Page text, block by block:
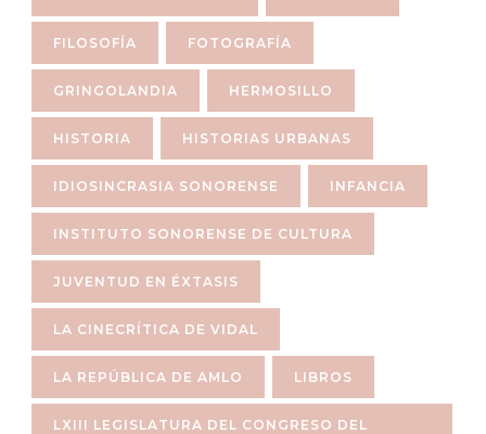
FILOSOFÍA FOTOGRAFÍA
GRINGOLANDIA HERMOSILLO
HISTORIA HISTORIAS URBANAS
IDIOSINCRASIA SONORENSE INFANCIA
INSTITUTO SONORENSE DE CULTURA
JUVENTUD EN ÉXTASIS
LA CINECRÍTICA DE VIDAL
LA REPÚBLICA DE AMLO LIBROS
LXIII LEGISLATURA DEL CONGRESO DEL